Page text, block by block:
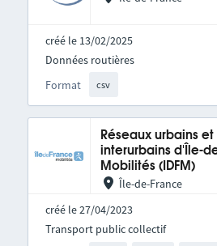
créé le 13/02/2025
Format csv
Données routières
Réseaux urbains et
interurbains d'Île-
Mobilités (IDFM)
Île-de-France
créé le 27/04/2023
Transport public collectif